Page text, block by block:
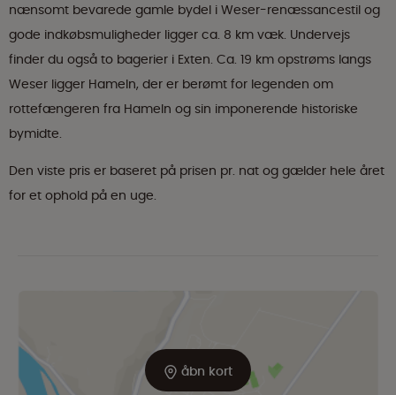
nænsomt bevarede gamle bydel i Weser-renæssancestil og
gode indkøbsmuligheder ligger ca. 8 km væk. Undervejs
finder du også to bagerier i Exten. Ca. 19 km opstrøms langs
Weser ligger Hameln, der er berømt for legenden om
rottefængeren fra Hameln og sin imponerende historiske
bymidte.
Den viste pris er baseret på prisen pr. nat og gælder hele året
for et ophold på en uge.
åbn kort